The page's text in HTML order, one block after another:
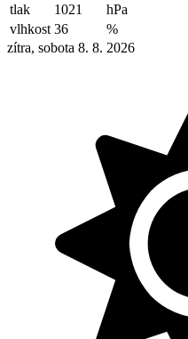
tlak
1021
hPa
vlhkost 36
%
zítra, sobota 8. 8. 2026